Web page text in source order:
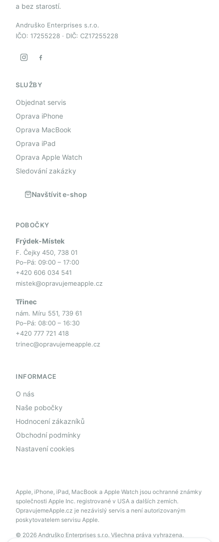
a bez starostí.
Andruško Enterprises s.r.o.
IČO: 17255228 · DIČ: CZ17255228
SLUŽBY
Objednat servis
Oprava iPhone
Oprava MacBook
Oprava iPad
Oprava Apple Watch
Sledování zakázky
Navštívit e-shop
POBOČKY
Frýdek-Místek
F. Čejky 450, 738 01
Po–Pá: 09:00 – 17:00
+420 606 034 541
mistek@opravujemeapple.cz
Třinec
nám. Míru 551, 739 61
Po–Pá: 08:00 – 16:30
+420 777 721 418
trinec@opravujemeapple.cz
INFORMACE
O nás
Naše pobočky
Hodnocení zákazníků
Obchodní podmínky
Nastavení cookies
Apple, iPhone, iPad, MacBook a Apple Watch jsou ochranné známky
společnosti Apple Inc. registrované v USA a dalších zemích.
OpravujemeApple.cz je nezávislý servis a není autorizovaným
poskytovatelem servisu Apple.
© 2026 Andruško Enterprises s.r.o. Všechna práva vyhrazena.